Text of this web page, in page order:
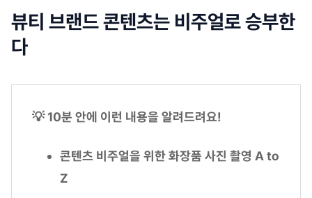
뷰티 브랜드 콘텐츠는 비주얼로 승부한
다
💡 10분 안에 이런 내용을 알려드려요!
콘텐츠 비주얼을 위한 화장품 사진 촬영 A to
Z